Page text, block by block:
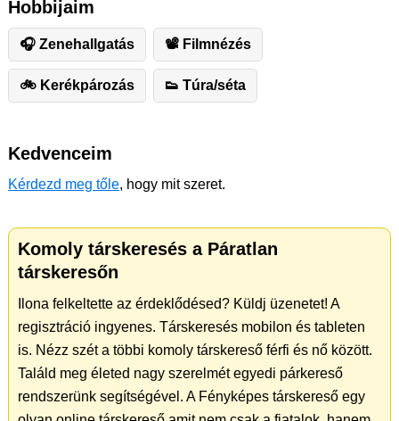
Hobbijaim
🎧 Zenehallgatás 📽 Filmnézés
🚲 Kerékpározás 👟 Túra/séta
Kedvenceim
Kérdezd meg tőle, hogy mit szeret.
Komoly társkeresés a Páratlan
társkeresőn
Ilona felkeltette az érdeklődésed? Küldj üzenetet! A
regisztráció ingyenes. Társkeresés mobilon és tableten
is. Nézz szét a többi komoly társkereső férfi és nő között.
Találd meg életed nagy szerelmét egyedi párkereső
rendszerünk segítségével. A Fényképes társkereső egy